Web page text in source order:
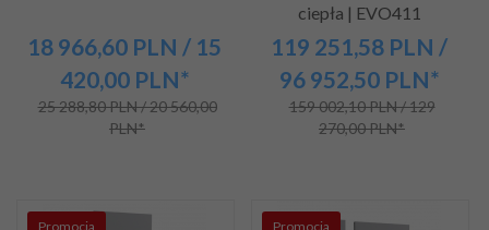
18 966,60 PLN / 15
420,00 PLN*
25 288,80 PLN / 20 560,00
PLN*
ciepła | EVO411
119 251,58 PLN /
96 952,50 PLN*
159 002,10 PLN / 129
270,00 PLN*
Promocja Promocja